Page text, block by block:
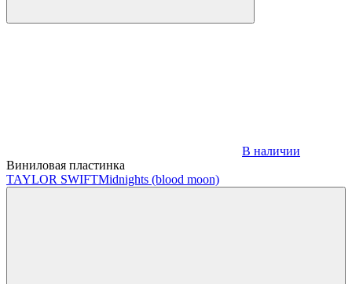
В наличии
Виниловая пластинка
TAYLOR SWIFTMidnights (blood moon)